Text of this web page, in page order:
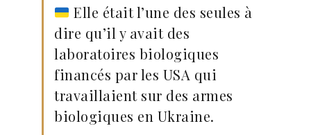
Elle était l’une des seules à
dire qu’il y avait des
laboratoires biologiques
financés par les USA qui
travaillaient sur des armes
biologiques en Ukraine.